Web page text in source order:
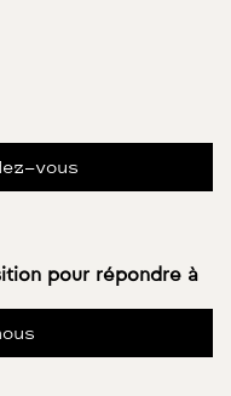
vous
pour répondre à